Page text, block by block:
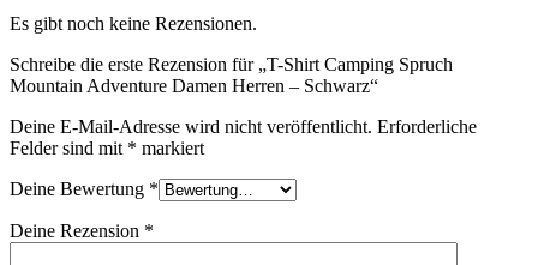
Es gibt noch keine Rezensionen.
Schreibe die erste Rezension für „T-Shirt Camping Spruch
Mountain Adventure Damen Herren – Schwarz“
Deine E-Mail-Adresse wird nicht veröffentlicht. Erforderliche
Felder sind mit * markiert
Deine Bewertung *
Deine Rezension *